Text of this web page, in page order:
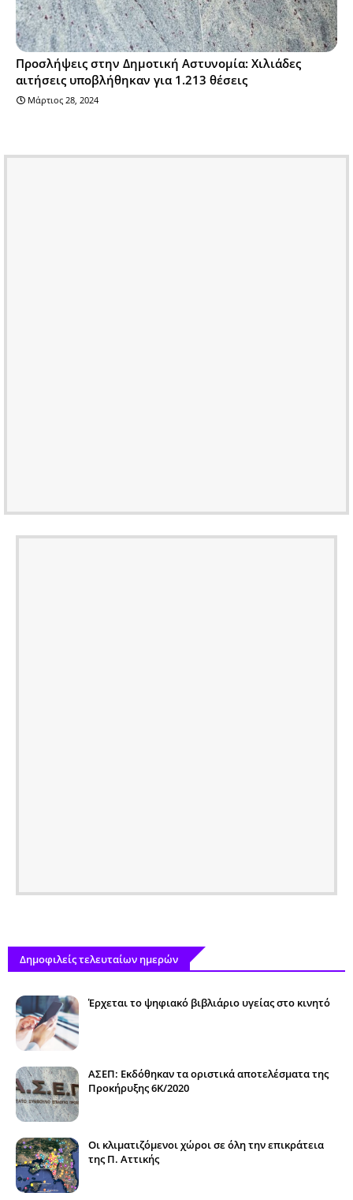
Προσλήψεις στην Δημοτική Αστυνομία: Χιλιάδες
αιτήσεις υποβλήθηκαν για 1.213 θέσεις
Μάρτιος 28, 2024
Δημοφιλείς τελευταίων ημερών
Έρχεται το ψηφιακό βιβλιάριο υγείας στο κινητό
ΑΣΕΠ: Εκδόθηκαν τα οριστικά αποτελέσματα της
Προκήρυξης 6Κ/2020
Οι κλιματιζόμενοι χώροι σε όλη την επικράτεια
της Π. Αττικής